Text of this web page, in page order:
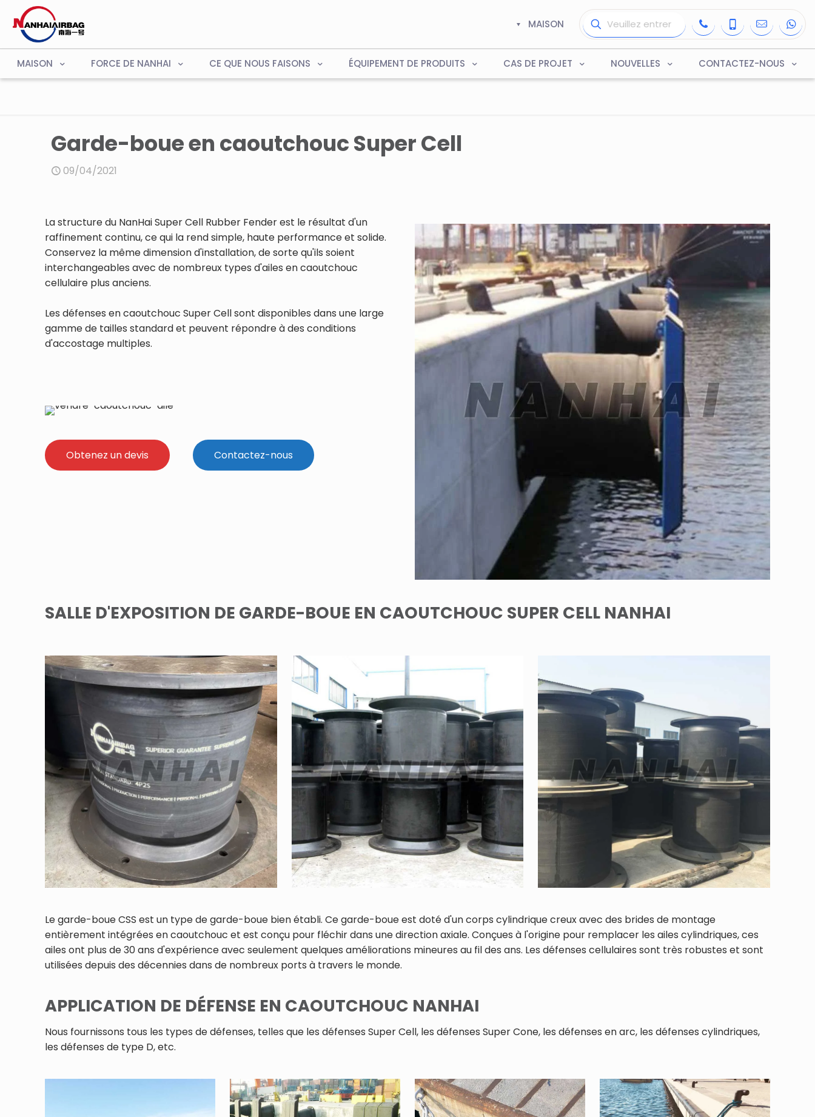
MAISON
MAISON FORCE DE NANHAI CE QUE NOUS FAISONS ÉQUIPEMENT DE PRODUITS CAS DE PROJET NOUVELLES CONTACTEZ-NOUS
Garde-boue en caoutchouc Super Cell
09/04/2021
La structure du NanHai Super Cell Rubber Fender est le résultat d'un
raffinement continu, ce qui la rend simple, haute performance et solide.
Conservez la même dimension d'installation, de sorte qu'ils soient
interchangeables avec de nombreux types d'ailes en caoutchouc
cellulaire plus anciens.
Les défenses en caoutchouc Super Cell sont disponibles dans une large
gamme de tailles standard et peuvent répondre à des conditions
d'accostage multiples.
Obtenez un devis Contactez-nous
SALLE D'EXPOSITION DE GARDE-BOUE EN CAOUTCHOUC SUPER CELL NANHAI
Le garde-boue CSS est un type de garde-boue bien établi. Ce garde-boue est doté d'un corps cylindrique creux avec des brides de montage
entièrement intégrées en caoutchouc et est conçu pour fléchir dans une direction axiale. Conçues à l'origine pour remplacer les ailes cylindriques, ces
ailes ont plus de 30 ans d'expérience avec seulement quelques améliorations mineures au fil des ans. Les défenses cellulaires sont très robustes et sont
utilisées depuis des décennies dans de nombreux ports à travers le monde.
APPLICATION DE DÉFENSE EN CAOUTCHOUC NANHAI
Nous fournissons tous les types de défenses, telles que les défenses Super Cell, les défenses Super Cone, les défenses en arc, les défenses cylindriques,
les défenses de type D, etc.